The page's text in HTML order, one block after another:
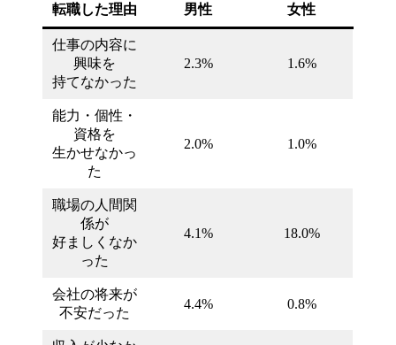
転職した理由 男性 女性
仕事の内容に
興味を
持てなかった
2.3% 1.6%
能力・個性・
資格を
生かせなかっ
た
2.0% 1.0%
職場の人間関
係が
好ましくなか
った
4.1% 18.0%
会社の将来が
不安だった
4.4% 0.8%